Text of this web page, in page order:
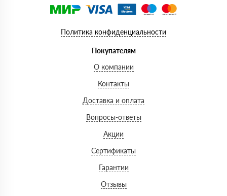
Политика конфиденциальности
Покупателям
О компании
Контакты
Доставка и оплата
Вопросы-ответы
Акции
Сертификаты
Гарантии
Отзывы